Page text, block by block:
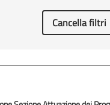
Cancella filtri